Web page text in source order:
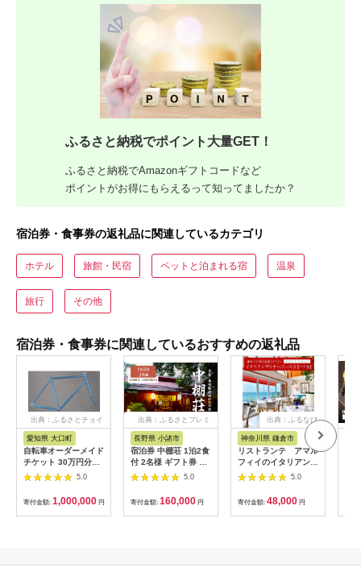
ふるさと納税でポイント大量GET！
ふるさと納税でAmazonギフトコードなど
ポイントがお得にもらえるって知ってましたか？
宿泊券・食事券の返礼品に関連しているカテゴリ
ホテル 旅館・民宿 ペットと泊まれる宿 温泉
旅行 その他
宿泊券・食事券に関連しているおすすめの返礼品
出典：ふるさとチョイ
愛知県 大口町
自転車オーダーメイド
チケット 30万円分
【1360365】
5.0
寄付金額: 1,000,000 円
出典：ふるさとプレミ
長野県 小諸市
宿泊券 中棚荘 1泊2食
付 2名様 ギフト券 チ
ケット 券 宿泊 旅行
5.0
寄付金額: 160,000 円
出典：ふるなび
神奈川県 鎌倉市
リストランテ アマル
フィイのイタリアンデ
ィナーコースA ペア
5.0
寄付金額: 48,000 円